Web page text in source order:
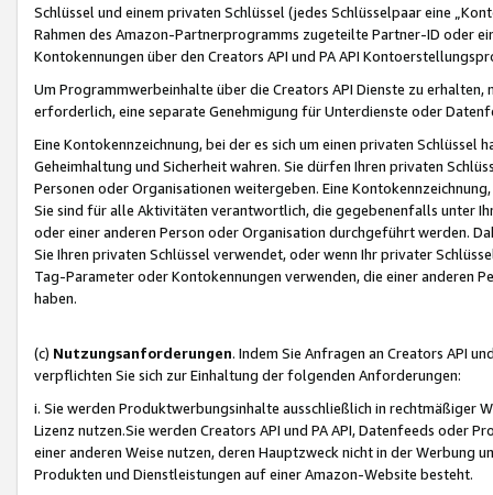
Schlüssel und einem privaten Schlüssel (jedes Schlüsselpaar eine
Rahmen des Amazon-Partnerprogramms zugeteilte Partner-ID oder
Kontokennungen über den Creators API und PA API
Um Programmwerbeinhalte über die Creators API Dienste zu
erforderlich, eine separate Genehmigung für Unterdienste oder
Eine Kontokennzeichnung, bei der es sich um einen privaten
Geheimhaltung und Sicherheit wahren. Sie dürfen Ihren privaten
Personen oder Organisationen weitergeben. Eine
Sie sind für alle Aktivitäten verantwortlich, die gegebenenfalls unter
oder einer anderen Person oder Organisation durchgeführt werden.
Sie Ihren privaten Schlüssel verwendet, oder wenn Ihr privater
Tag-Parameter oder Kontokennungen verwenden, die einer anderen
haben.
(c) Nutzungsanforderungen. Indem Sie Anfragen an Creators API
verpflichten Sie sich zur Einhaltung der folgenden Anforderungen:
i. Sie werden Produktwerbungsinhalte ausschließlich in rechtmäßiger
Lizenz nutzen.Sie werden Creators API und PA API, Datenfeeds oder
einer anderen Weise nutzen, deren Hauptzweck nicht in der Werbung
Produkten und Dienstleistungen auf einer Amazon-Website besteht.